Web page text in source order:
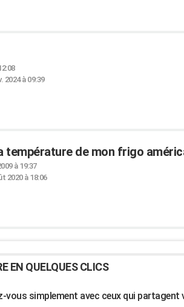
2024 à 09:39
température de mon frigo
à 19:37
2020 à 18:06
EN QUELQUES CLICS
vous simplement avec ceux qui partagent